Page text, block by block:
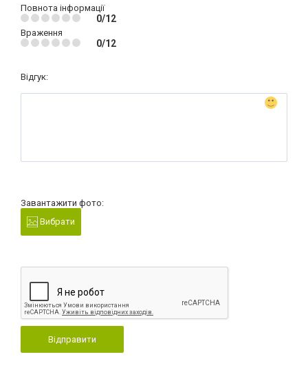
Повнота інформації
0/12
Враження
0/12
Відгук:
Завантажити фото:
Вибрати
Відправити